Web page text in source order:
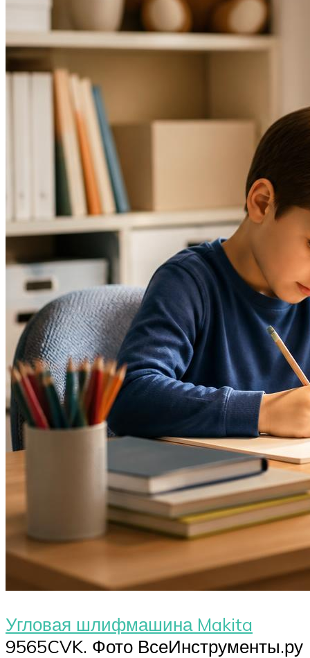
Угловая шлифмашина Makita
9565CVK. Фото ВсеИнструменты.ру